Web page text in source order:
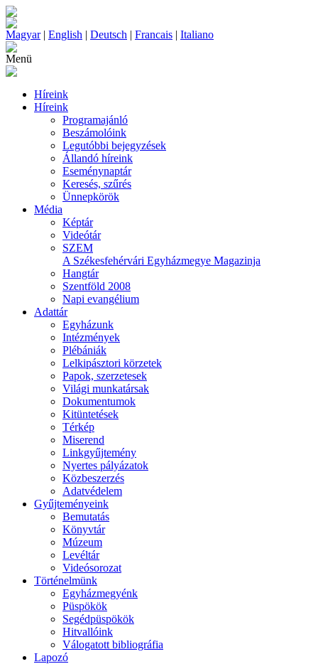
Magyar| English | Deutsch | Francais | Italiano
Menü
Híreink
Híreink
Programajánló
Beszámolóink
Legutóbbi bejegyzések
Állandó híreink
Eseménynaptár
Keresés, szűrés
Ünnepkörök
Média
Képtár
Videótár
SZEM
A Székesfehérvári Egyházmegye Magazinja
Hangtár
Szentföld 2008
Napi evangélium
Adattár
Egyházunk
Intézmények
Plébániák
Lelkipásztori körzetek
Papok, szerzetesek
Világi munkatársak
Dokumentumok
Kitüntetések
Térkép
Miserend
Linkgyűjtemény
Nyertes pályázatok
Közbeszerzés
Adatvédelem
Gyűjteményeink
Bemutatás
Könyvtár
Múzeum
Levéltár
Videósorozat
Történelmünk
Egyházmegyénk
Püspökök
Segédpüspökök
Hitvallóink
Válogatott bibliográfia
Lapozó